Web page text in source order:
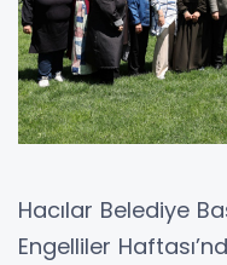
Hacılar Belediye
Engelliler